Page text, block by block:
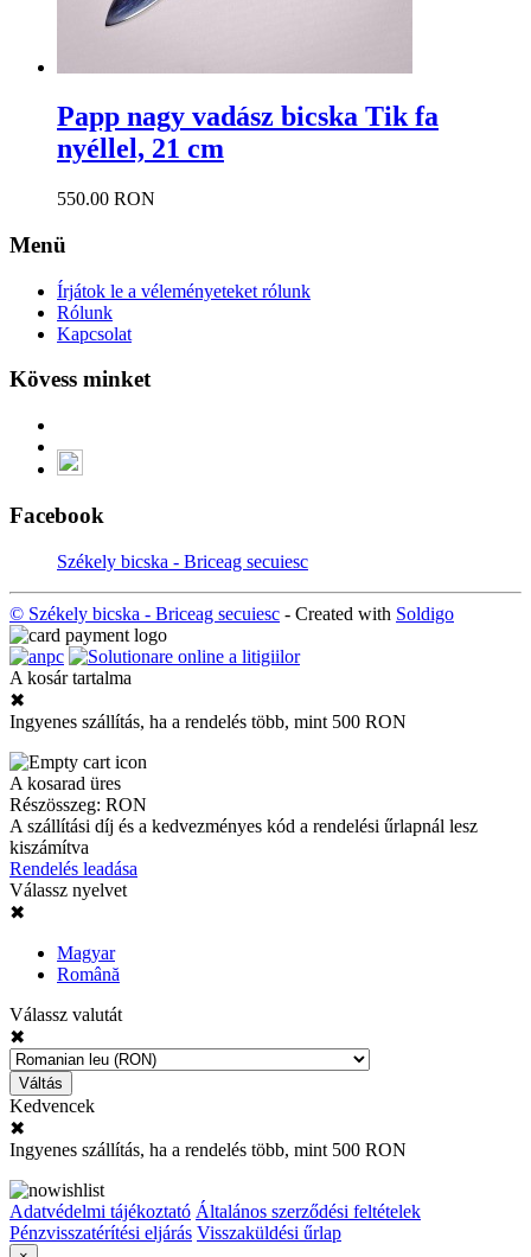
Papp nagy vadász bicska Tik fa
nyéllel, 21 cm
550.00 RON
Menü
Írjátok le a véleményeteket rólunk
Rólunk
Kapcsolat
Kövess minket
Facebook
Székely bicska - Briceag secuiesc
© Székely bicska - Briceag secuiesc - Created with Soldigo
A kosár tartalma
✖
Ingyenes szállítás, ha a rendelés több, mint 500 RON
A kosarad üres
Részösszeg: RON
A szállítási díj és a kedvezményes kód a rendelési űrlapnál lesz
kiszámítva
Rendelés leadása
Válassz nyelvet
✖
Magyar
Română
Válassz valutát
✖
Váltás
Kedvencek
✖
Ingyenes szállítás, ha a rendelés több, mint 500 RON
Adatvédelmi tájékoztató Általános szerződési feltételek
Pénzvisszatérítési eljárás Visszaküldési űrlap